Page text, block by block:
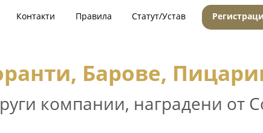
Контакти Правила Статут/Устав
Барове,
компании, наградени от